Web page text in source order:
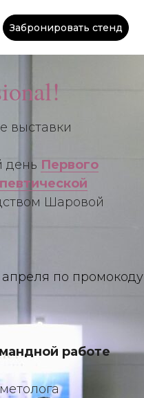
Забронировать стенд
выставки
день Первого
Шаровой
апреля по промокоду
работе